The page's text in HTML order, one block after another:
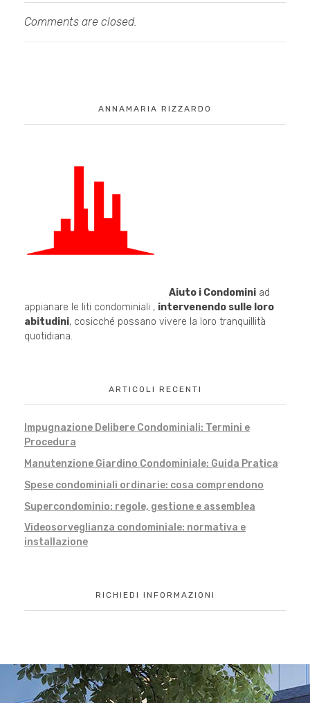
Comments are closed.
ANNAMARIA RIZZARDO
Aiuto i Condominiad
appianare le liti condominiali , intervenendo sulle loro
abitudini, cosicché possano vivere la loro tranquillità
quotidiana.
ARTICOLI RECENTI
Impugnazione Delibere Condominiali: Termini e
Procedura
Manutenzione Giardino Condominiale: Guida Pratica
Spese condominiali ordinarie: cosa comprendono
Supercondominio: regole, gestione e assemblea
Videosorveglianza condominiale: normativa e
installazione
RICHIEDI INFORMAZIONI